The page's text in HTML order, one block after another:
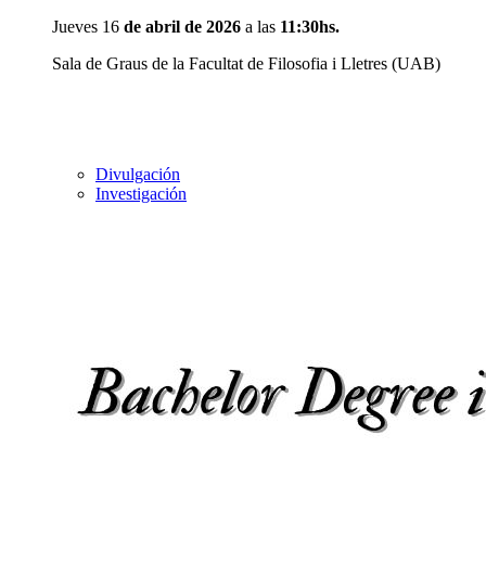
Jueves 16 de abril de 2026 a las 11:30hs.
Sala de Graus de la Facultat de Filosofia i Lletres (UAB)
Divulgación
Investigación